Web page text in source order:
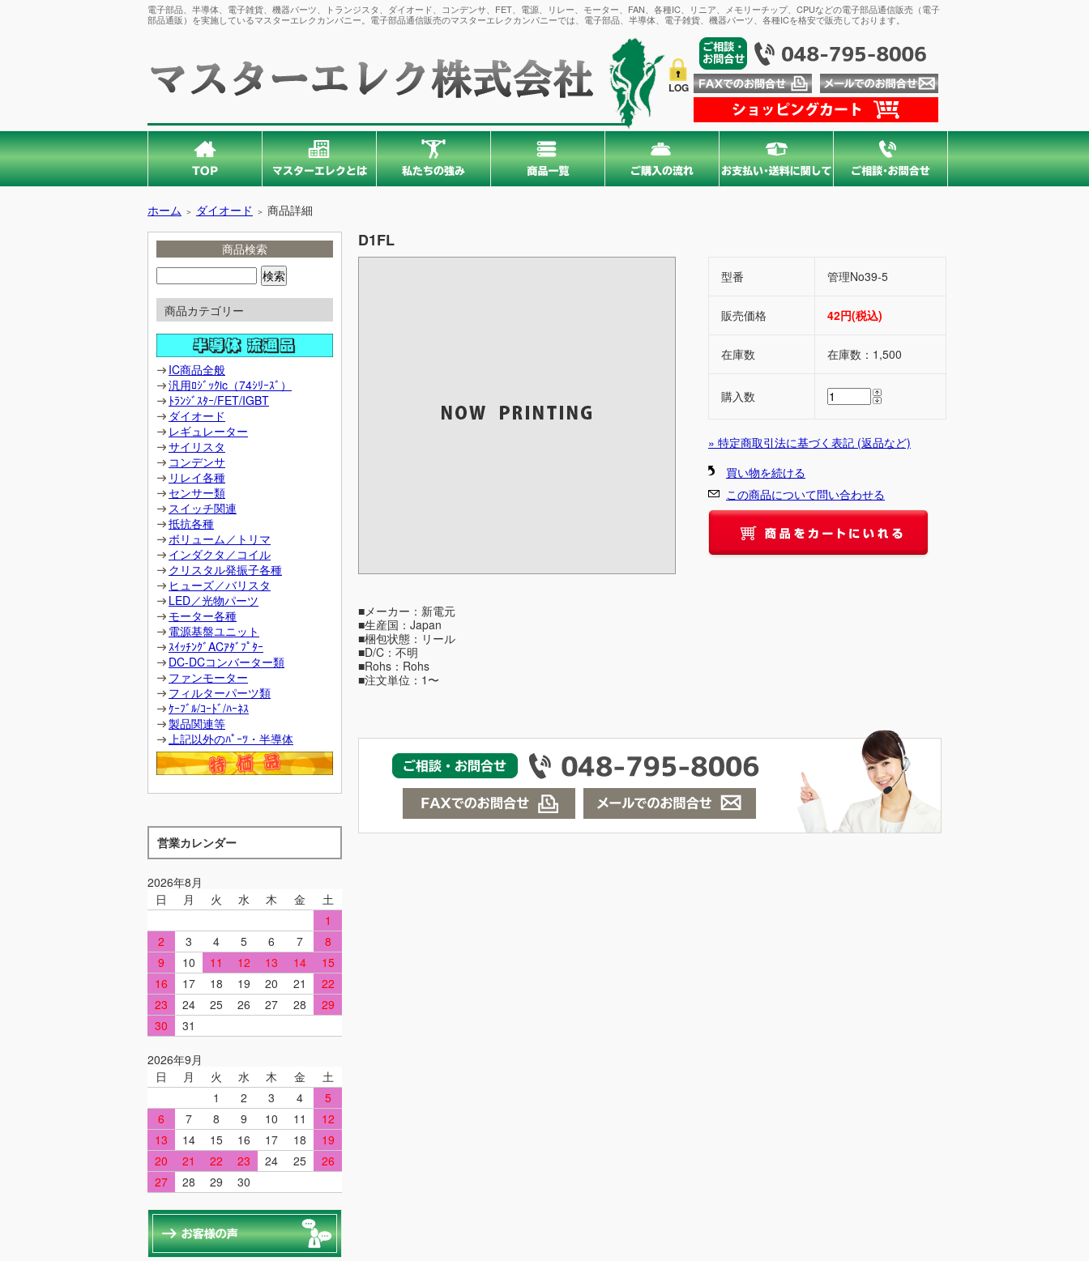
電子部品、半導体、電子雑貨、機器パーツ、トランジスタ、ダイオード、コンデンサ、FET、電源、リレー、モーター、FAN、各種IC、リニア、メモリーチップ、CPUなどの電子部品通信販売（電子
部品通販）を実施しているマスターエレクカンパニー。電子部品通信販売のマスターエレクカンパニーでは、電子部品、半導体、電子雑貨、機器パーツ、各種ICを格安で販売しております。
LOG
ホーム ＞ ダイオード ＞ 商品詳細
商品検索
商品カテゴリー
IC商品全般
汎用ﾛｼﾞｯｸic（74ｼﾘｰｽﾞ）
ﾄﾗﾝｼﾞｽﾀｰ/FET/IGBT
ダイオード
レギュレーター
サイリスタ
コンデンサ
リレイ各種
センサー類
スイッチ関連
抵抗各種
ボリューム／トリマ
インダクタ／コイル
クリスタル発振子各種
ヒューズ／バリスタ
LED／光物パーツ
モーター各種
電源基盤ユニット
ｽｲｯﾁﾝｸﾞACｱﾀﾞﾌﾟﾀｰ
DC-DCコンバーター類
ファンモーター
フィルターパーツ類
ｹｰﾌﾞﾙ/ｺｰﾄﾞ/ﾊｰﾈｽ
製品関連等
上記以外のﾊﾟｰﾂ・半導体
営業カレンダー
2026年8月
日
月 火 水 木 金
土
1
2
3 4 5 6 7
8
9
10 11 12 13 14
15
16
17 18 19 20 21
22
23
24 25 26 27 28
29
30
31
2026年9月
日
月 火 水 木 金
土
1
2 3 4
5
6
7 8 9 10 11
12
13
14 15 16 17 18
19
20
21 22 23 24 25
26
27
28 29 30
D1FL
型番 管理No39-5
販売価格 42円(税込)
在庫数 在庫数：1,500
購入数
» 特定商取引法に基づく表記 (返品など)
買い物を続ける
この商品について問い合わせる
■メーカー：新電元
■生産国：Japan
■梱包状態：リール
■D/C：不明
■Rohs：Rohs
■注文単位：1〜